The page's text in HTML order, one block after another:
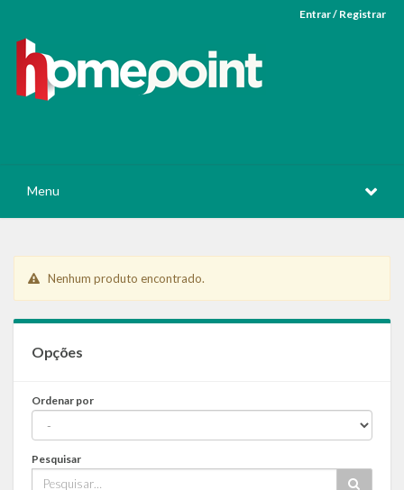
Entrar / Registrar
Menu
Nenhum produto encontrado.
Opções
Ordenar por
Pesquisar